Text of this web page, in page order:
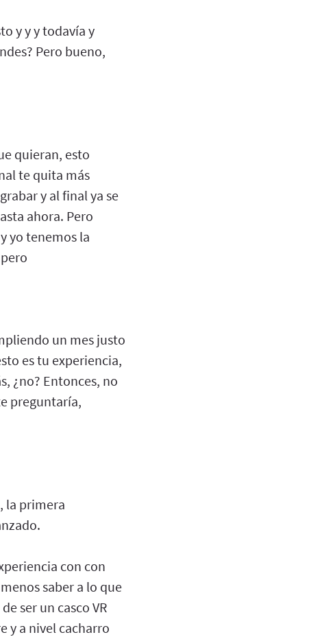
y y y todavía y
Pero bueno,
quieran, esto
te quita más
y al final ya se
ahora. Pero
yo tenemos la
un mes justo
es tu experiencia,
¿no? Entonces, no
preguntaría,
la primera
con con
saber a lo que
ser un casco VR
y a nivel cacharro